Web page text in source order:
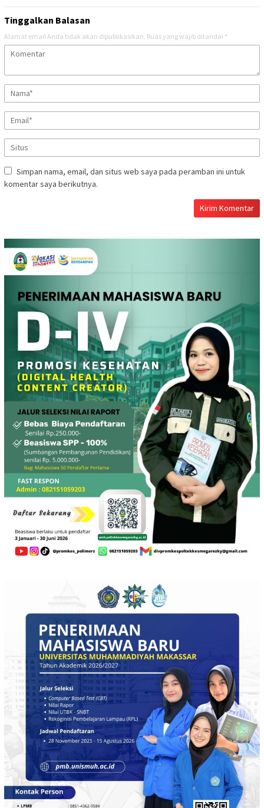
Tinggalkan Balasan
Alamat email Anda tidak akan dipublikasikan. Ruas yang wajib ditandai *
Simpan nama, email, dan situs web saya pada peramban ini untuk
komentar saya berikutnya.